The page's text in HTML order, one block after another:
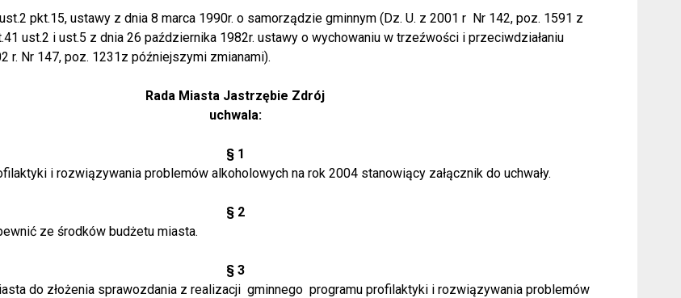
pkt.15, ustawy z dnia 8 marca 1990r. o samorządzie gminnym (Dz. U. z 2001 r Nr 142, poz. 1591 z
ust.2 i ust.5 z dnia 26 października 1982r. ustawy o wychowaniu w trzeźwości i przeciwdziałaniu
r. Nr 147, poz. 1231z późniejszymi zmianami).
Rada Miasta Jastrzębie Zdrój
uchwala:
§ 1
i rozwiązywania problemów alkoholowych na rok 2004 stanowiący załącznik do uchwały.
§ 2
ze środków budżetu miasta.
§ 3
do złożenia sprawozdania z realizacji gminnego programu profilaktyki i rozwiązywania problemów